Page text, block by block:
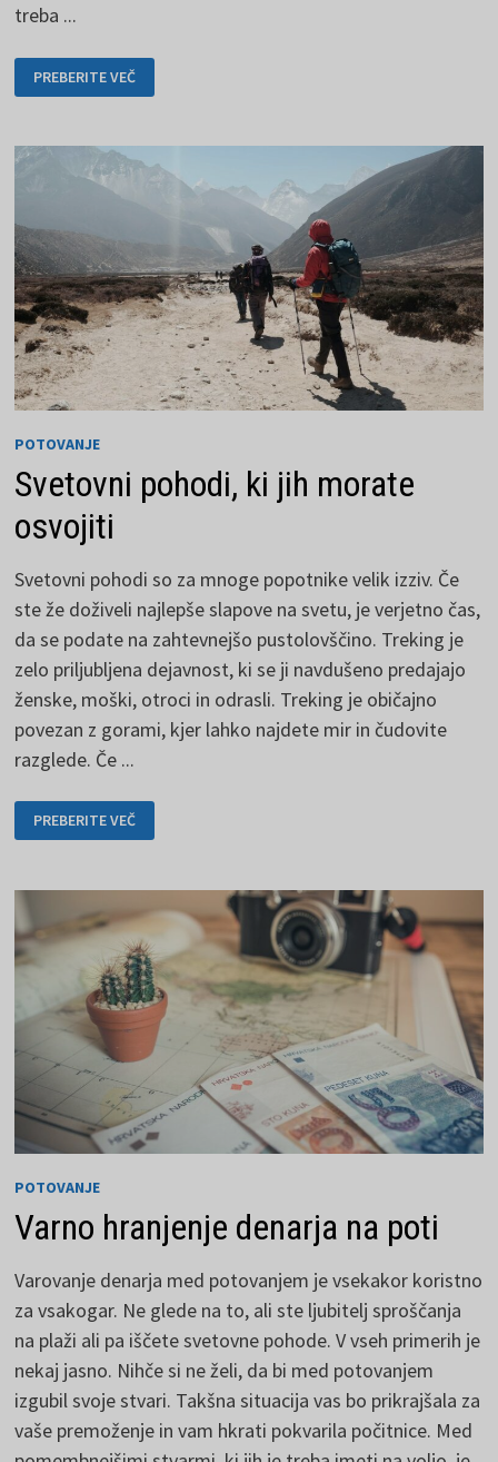
treba ...
AVTOSTOPA
-
TRIKI
PREBERITE VEČ
POTOVANJE
Svetovni pohodi, ki jih morate
osvojiti
Svetovni pohodi so za mnoge popotnike velik izziv. Če
ste že doživeli najlepše slapove na svetu, je verjetno čas,
da se podate na zahtevnejšo pustolovščino. Treking je
zelo priljubljena dejavnost, ki se ji navdušeno predajajo
ženske, moški, otroci in odrasli. Treking je običajno
povezan z gorami, kjer lahko najdete mir in čudovite
razglede. Če ...
SVETOVNI
POHODI,
KI
OSVOJITI
PREBERITE VEČ
POTOVANJE
Varno hranjenje denarja na poti
Varovanje denarja med potovanjem je vsekakor koristno
za vsakogar. Ne glede na to, ali ste ljubitelj sproščanja
na plaži ali pa iščete svetovne pohode. V vseh primerih je
nekaj jasno. Nihče si ne želi, da bi med potovanjem
izgubil svoje stvari. Takšna situacija vas bo prikrajšala za
vaše premoženje in vam hkrati pokvarila počitnice. Med